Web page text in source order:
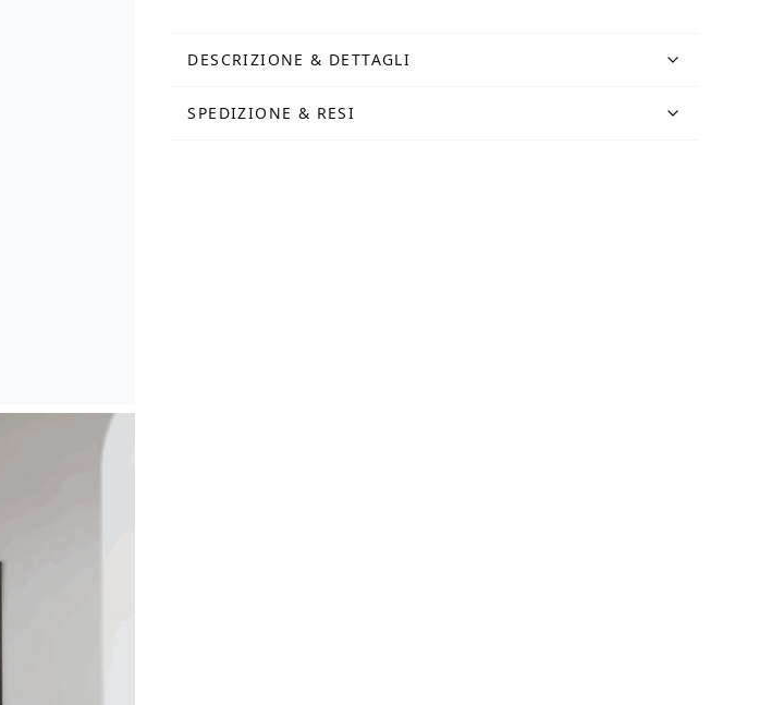
DESCRIZIONE & DETTAGLI
SPEDIZIONE & RESI